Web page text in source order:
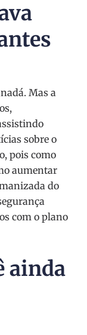
Mas a
sobre o
pois como
aumentar
do
com o plano
ainda